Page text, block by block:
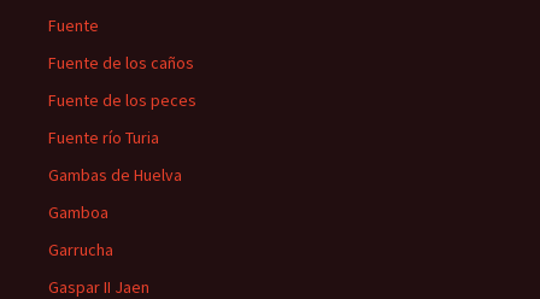
Fuente
Fuente de los caños
Fuente de los peces
Fuente río Turia
Gambas de Huelva
Gamboa
Garrucha
Gaspar II Jaen